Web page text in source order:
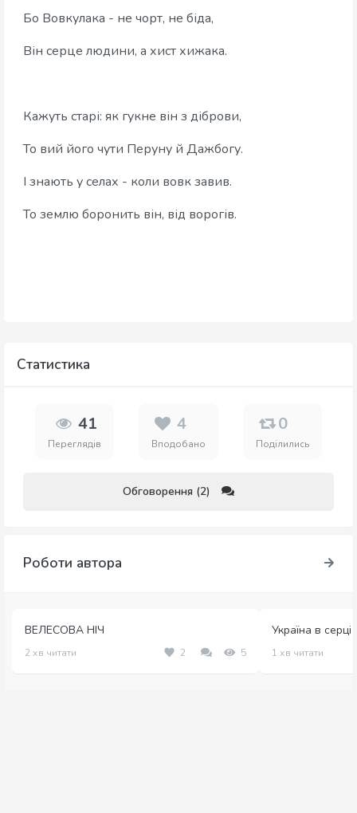
‎Бо Вовкулака - не чорт, не біда,
‎Він серце людини, а хист хижака.
‎Кажуть старі: як гукне він з діброви,
‎То вий його чути Перуну й Дажбогу.
‎І знають у селах - коли вовк завив.
‎То землю боронить він, від ворогів.
Статистика
41
Переглядів
4
Вподобано
0
Поділились
Обговорення (2)
Роботи автора
ВЕЛЕСОВА НІЧ
2 хв читати 2 5
Україна в серці
1 хв читати